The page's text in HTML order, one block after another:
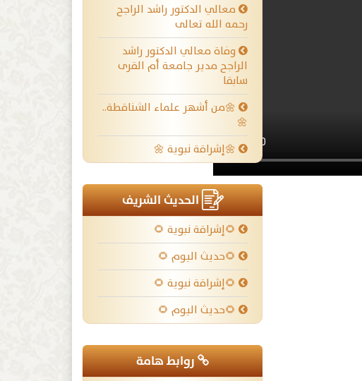
معالي الدكتور راشد الراجح
رحمه الله تعالى
وفاة معالي الدكتور راشد
الراجح مدير جامعة أم القرى
سابقا
🌼من أشهر علماء الشناقطة..
🌼
🌼إشراقة نبوية 🌼
الحديث الشريف
🌻إشراقة نبوية 🌻
🌻حديث اليوم 🌻
🌻إشراقة نبوية 🌻
🌻حديث اليوم 🌻
روابط هامة